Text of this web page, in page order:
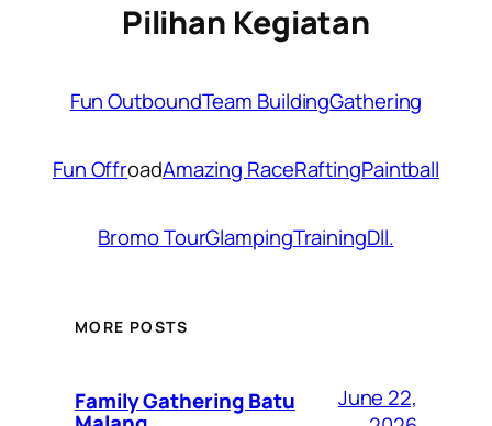
Pilihan Kegiatan
Fun OutboundTeam BuildingGathering
Fun OffroadAmazing RaceRaftingPaintball
Bromo TourGlampingTrainingDll.
MORE POSTS
Family Gathering Batu
June 22,